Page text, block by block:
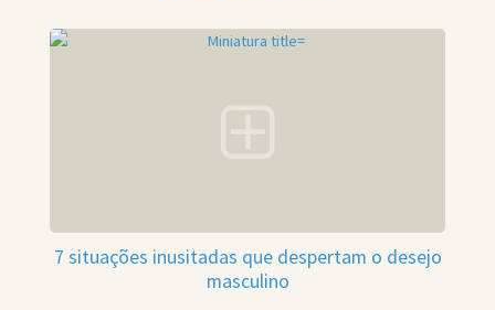
7 situações inusitadas que despertam o desejo
masculino